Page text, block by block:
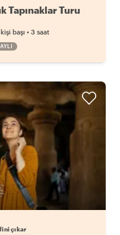
Tapınaklar Turu
kişi başı • 3 saat
çıkar